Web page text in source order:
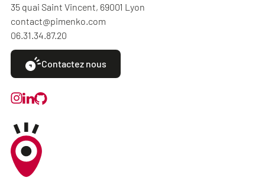
35 quai Saint Vincent, 69001 Lyon
contact@pimenko.com
06.31.34.87.20
Contactez nous